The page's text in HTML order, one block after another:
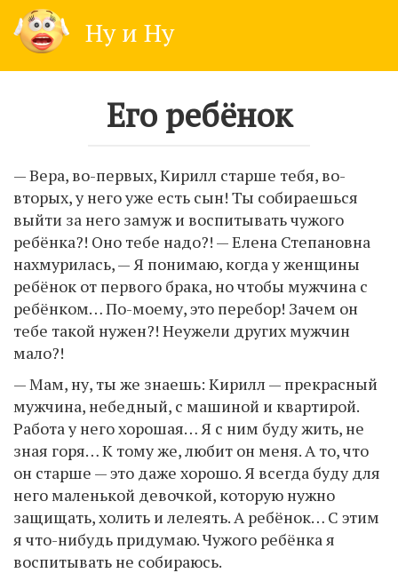
content
Ну и Ну
Его ребёнок
— Вера, во-первых, Кирилл старше тебя, во-
вторых, у него уже есть сын! Ты собираешься
выйти за него замуж и воспитывать чужого
ребёнка?! Оно тебе надо?! — Елена Степановна
нахмурилась, — Я понимаю, когда у женщины
ребёнок от первого брака, но чтобы мужчина с
ребёнком… По-моему, это перебор! Зачем он
тебе такой нужен?! Неужели других мужчин
мало?!
— Мам, ну, ты же знаешь: Кирилл — прекрасный
мужчина, небедный, с машиной и квартирой.
Работа у него хорошая… Я с ним буду жить, не
зная горя… К тому же, любит он меня. А то, что
он старше — это даже хорошо. Я всегда буду для
него маленькой девочкой, которую нужно
защищать, холить и лелеять. А ребёнок… С этим
я что-нибудь придумаю. Чужого ребёнка я
воспитывать не собираюсь.